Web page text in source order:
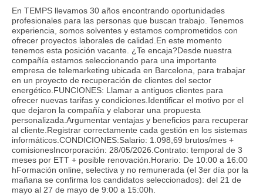
En TEMPS llevamos 30 años encontrando oportunidades
profesionales para las personas que buscan trabajo. Tenemos
experiencia, somos solventes y estamos comprometidos con
ofrecer proyectos laborales de calidad.En este momento
tenemos esta posición vacante. ¿Te encaja?Desde nuestra
compañía estamos seleccionando para una importante
empresa de telemarketing ubicada en Barcelona, para trabajar
en un proyecto de recuperación de clientes del sector
energético.FUNCIONES: Llamar a antiguos clientes para
ofrecer nuevas tarifas y condiciones.Identificar el motivo por el
que dejaron la compañía y elaborar una propuesta
personalizada.Argumentar ventajas y beneficios para recuperar
al cliente.Registrar correctamente cada gestión en los sistemas
informáticos.CONDICIONES:Salario: 1.098,69 brutos/mes +
comisionesIncorporación: 28/05/2026.Contrato: temporal de 3
meses por ETT + posible renovación.Horario: De 10:00 a 16:00
hFormación online, selectiva y no remunerada (el 3er día por la
mañana se confirma los candidatos seleccionados): del 21 de
mayo al 27 de mayo de 9:00 a 15:00h.